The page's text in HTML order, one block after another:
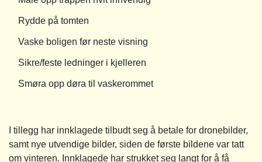
Rydde på tomten
Vaske boligen før neste visning
Sikre/feste ledninger i kjelleren
Smøra opp døra til vaskerommet
I tillegg har innklagede tilbudt seg å betale for dronebilder,
samt nye utvendige bilder, siden de første bildene var tatt
om vinteren. Innklagede har strukket seg langt for å få